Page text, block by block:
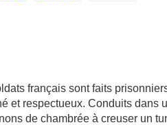
français sont faits
et respectueux. Conduits dans
de chambrée à creuser un